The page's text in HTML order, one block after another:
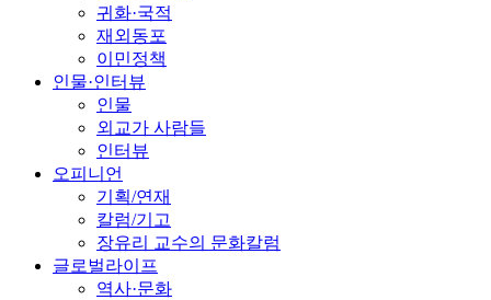
귀화·국적
재외동포
이민정책
인물·인터뷰
인물
외교가 사람들
인터뷰
오피니언
기획/연재
칼럼/기고
장유리 교수의 문화칼럼
글로벌라이프
역사·문화